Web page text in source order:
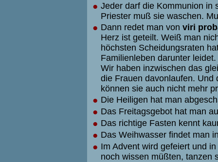
● Jeder darf die Kommunion in
Priester muß sie waschen.
● Dann redet man von viri
Herz ist geteilt. Weiß man
höchsten Scheidungsraten
Familienleben darunter
Wir haben inzwischen das
die Frauen davonlaufen. Und
können sie auch nicht mehr
● Die Heiligen hat man
● Das Freitagsgebot hat man
● Das richtige Fasten kennt
● Das Weihwasser findet man
● Im Advent wird gefeiert und
noch wissen müßten, tanzen